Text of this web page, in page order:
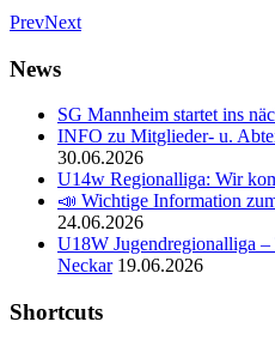
PrevNext
News
SG Mannheim startet ins
INFO zu Mitglieder- u.
30.06.2026
U14w Regionalliga: Wir
📣 Wichtige Information
24.06.2026
U18W Jugendregionalliga
Neckar 19.06.2026
Shortcuts